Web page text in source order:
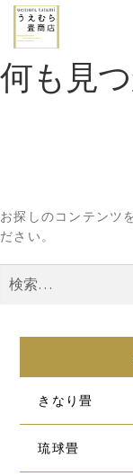
何も見
お探しのコンテンツ
ださい。
索:
きなり畳
琉球畳